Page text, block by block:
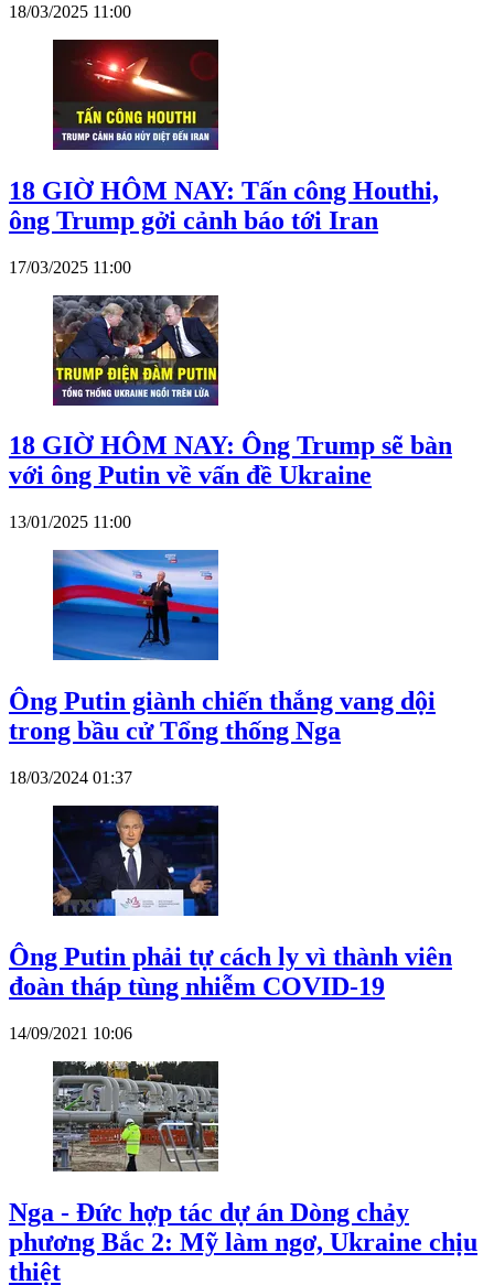
18/03/2025 11:00
18 GIỜ HÔM NAY: Tấn công Houthi,
ông Trump gởi cảnh báo tới Iran
17/03/2025 11:00
18 GIỜ HÔM NAY: Ông Trump sẽ bàn
với ông Putin về vấn đề Ukraine
13/01/2025 11:00
Ông Putin giành chiến thắng vang dội
trong bầu cử Tổng thống Nga
18/03/2024 01:37
Ông Putin phải tự cách ly vì thành viên
đoàn tháp tùng nhiễm COVID-19
14/09/2021 10:06
Nga - Đức hợp tác dự án Dòng chảy
phương Bắc 2: Mỹ làm ngơ, Ukraine chịu
thiệt